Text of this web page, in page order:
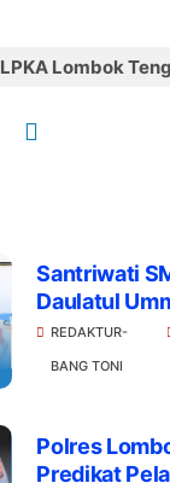
LPKA Lombok
Santriwati
Daulatul
Wakili Lotim
Nasional
REDAKTUR-
BANG TONI
Polres
Predikat